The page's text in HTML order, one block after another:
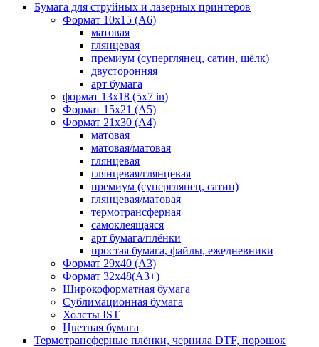
Бумага для струйных и лазерных принтеров
Формат 10х15 (A6)
матовая
глянцевая
премиум (суперглянец, сатин, шёлк)
двусторонняя
арт бумага
формат 13x18 (5x7 in)
Формат 15х21 (A5)
Формат 21х30 (А4)
матовая
матовая/матовая
глянцевая
глянцевая/глянцевая
премиум (суперглянец, сатин)
глянцевая/матовая
термотрансферная
самоклеящаяся
арт бумага/плёнки
простая бумага, файлы, ежедневники
Формат 29х40 (А3)
Формат 32х48(А3+)
Широкоформатная бумага
Сублимационная бумага
Холсты IST
Цветная бумага
Термотрансферные плёнки, чернила DTF, порошок